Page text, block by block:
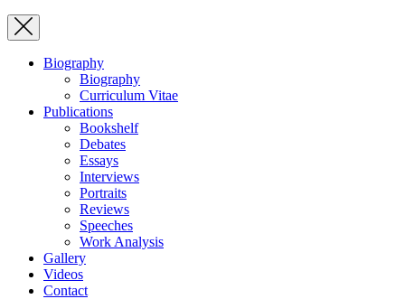
Biography
Biography
Curriculum Vitae
Publications
Bookshelf
Debates
Essays
Interviews
Portraits
Reviews
Speeches
Work Analysis
Gallery
Videos
Contact